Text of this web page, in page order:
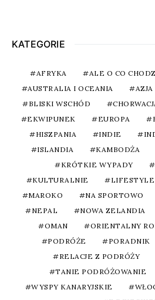
KATEGORIE
AFRYKA ALE O CO
AUSTRALIA I OCEANIA
AZJA
BLISKI WSCHÓD
EKWIPUNEK
EUROPA
HISZPANIA
INDIE
ISLANDIA
KAMBODŻA
KRÓTKIE WYPADY
KULTURALNIE
LIFESTYLE
MAROKO
NA SPORTOWO
NEPAL
NOWA ZELANDIA
OMAN
ORIENTALNY
PODRÓŻE
PORADNIK
RELACJE Z PODRÓŻY
TANIE PODRÓŻOWANIE
WYSPY KANARYJSKIE